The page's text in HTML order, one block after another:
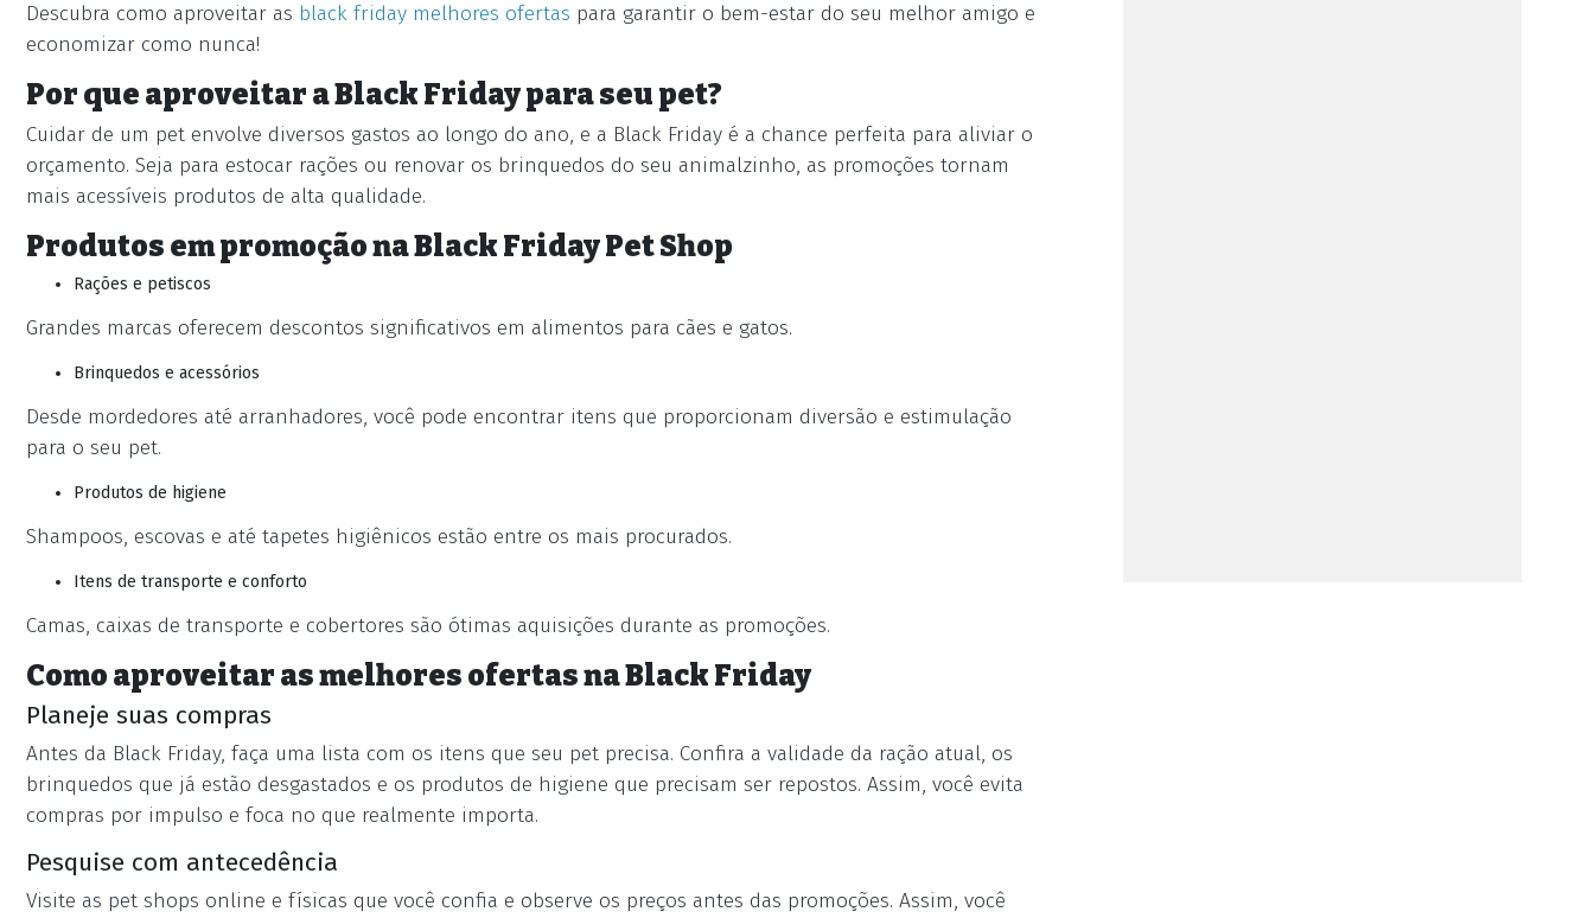
Descubra como aproveitar as black friday melhores ofertas para garantir o bem-estar do seu melhor amigo e
economizar como nunca!
Por que aproveitar a Black Friday para seu pet?
Cuidar de um pet envolve diversos gastos ao longo do ano, e a Black Friday é a chance perfeita para aliviar o
orçamento. Seja para estocar rações ou renovar os brinquedos do seu animalzinho, as promoções tornam
mais acessíveis produtos de alta qualidade.
Produtos em promoção na Black Friday Pet Shop
Rações e petiscos
Grandes marcas oferecem descontos significativos em alimentos para cães e gatos.
Brinquedos e acessórios
Desde mordedores até arranhadores, você pode encontrar itens que proporcionam diversão e estimulação
para o seu pet.
Produtos de higiene
Shampoos, escovas e até tapetes higiênicos estão entre os mais procurados.
Itens de transporte e conforto
Camas, caixas de transporte e cobertores são ótimas aquisições durante as promoções.
Como aproveitar as melhores ofertas na Black Friday
Planeje suas compras
Antes da Black Friday, faça uma lista com os itens que seu pet precisa. Confira a validade da ração atual, os
brinquedos que já estão desgastados e os produtos de higiene que precisam ser repostos. Assim, você evita
compras por impulso e foca no que realmente importa.
Pesquise com antecedência
Visite as pet shops online e físicas que você confia e observe os preços antes das promoções. Assim, você